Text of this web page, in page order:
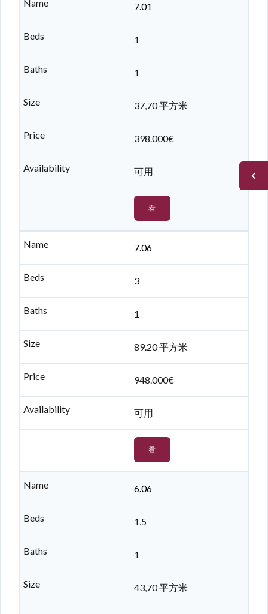
7.01
1
1
37,70 平方米
398.000€
可用
看
7.06
3
1
89.20 平方米
948.000€
可用
看
6.06
1,5
1
43,70 平方米